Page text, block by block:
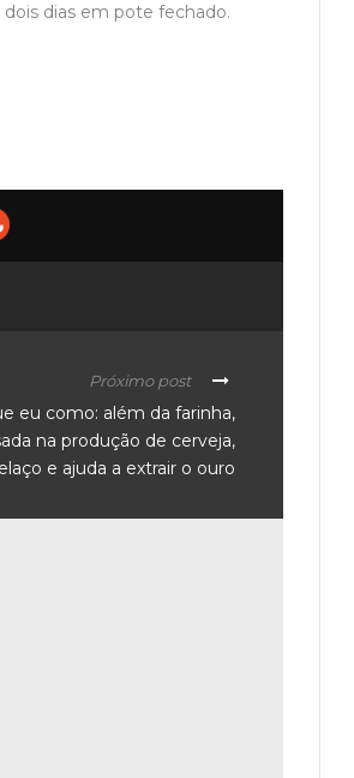
dias em pote fechado.
Próximo post
eu como: além da farinha,
na produção de cerveja,
e ajuda a extrair o ouro